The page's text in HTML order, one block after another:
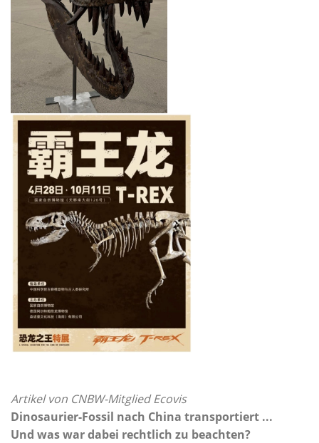
Artikel von CNBW-Mitglied Ecovis
Dinosaurier-Fossil nach China transportiert ...
Und was war dabei rechtlich zu beachten?